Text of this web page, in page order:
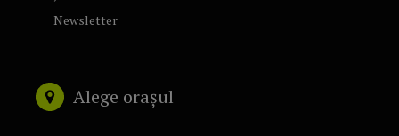
Newsletter
Alege orașul